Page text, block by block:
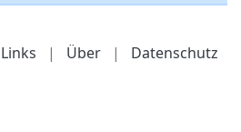
Links | Über | Datenschutz